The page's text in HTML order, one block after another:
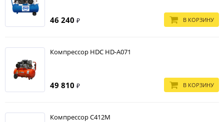
46 240 ₽ В КОРЗИНУ
Компрессор HDC HD-A071
49 810 ₽ В КОРЗИНУ
Компрессор С412М